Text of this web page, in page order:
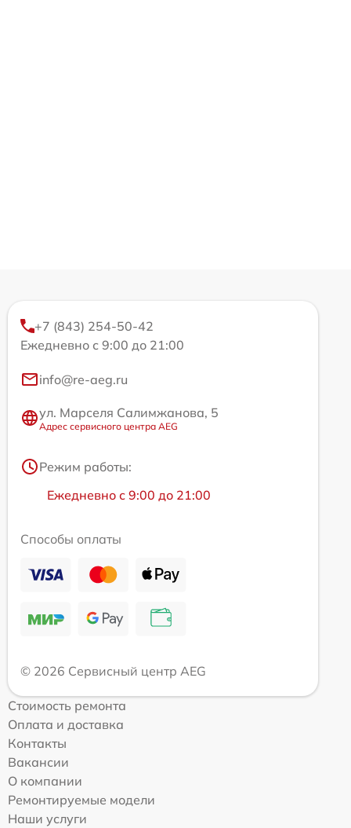
+7 (843) 254-50-42
Ежедневно с 9:00 до 21:00
info@re-aeg.ru
ул. Марселя Салимжанова, 5
Адрес сервисного центра AEG
Режим работы:
Ежедневно с 9:00 до 21:00
Способы оплаты
© 2026 Сервисный центр AEG
Стоимость ремонта
Оплата и доставка
Контакты
Вакансии
О компании
Ремонтируемые модели
Наши услуги